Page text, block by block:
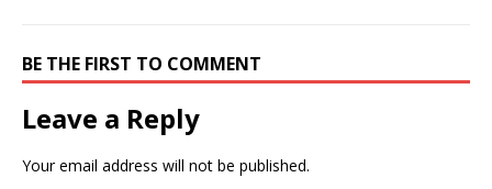
BE THE FIRST TO COMMENT
Leave a Reply
Your email address will not be published.